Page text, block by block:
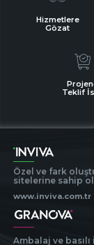
Hizmetlere
Gözat
Teklif
Özel ve fark
sitelerine sahip
www.inviva.com.tr
Ambalaj ve